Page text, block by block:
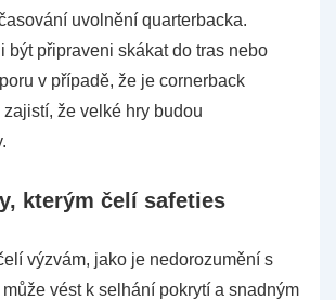
uvolnění quarterbacka.
být připraveni skákat do tras nebo
v případě, že je cornerback
že velké hry budou
kterým čelí safeties
výzvám, jako je nedorozumění s
vést k selhání pokrytí a snadným